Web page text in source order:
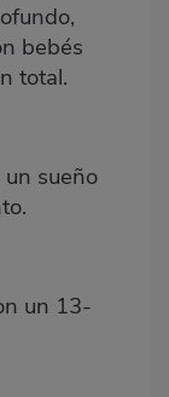
bebés
total.
sueño
un 13-